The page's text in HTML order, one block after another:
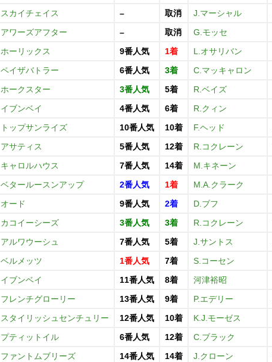
スカイチェイス – 取消 J.マーシャル
アワーズアフター – 取消 G.モッセ
ホーリックス 9番人気 1着 L.オサリバン
ペイザバトラー 6番人気 3着 C.マッキャロン
ホークスター 3番人気 5着 R.ベイズ
イブンベイ 4番人気 6着 R.クィン
トップサンライズ 10番人気 10着 F.ヘッド
アサティス 5番人気 12着 R.コクレーン
キャロルハウス 7番人気 14着 M.キネーン
ベタールースンアップ 2番人気 1着 M.A.クラーク
オード 9番人気 2着 D.ブフ
カコイーシーズ 3番人気 3着 R.コクレーン
アルワウーシュ 7番人気 5着 J.サントス
ベルメッツ 1番人気 7着 S.コーセン
イブンベイ 11番人気 8着 河津裕昭
フレンチグローリー 13番人気 9着 P.エデリー
スタイリッシュセンチュリー 12番人気 10着 K.J.モーゼス
プティットイル 6番人気 12着 C.ブラック
ファントムブリーズ 14番人気 14着 J.クローン